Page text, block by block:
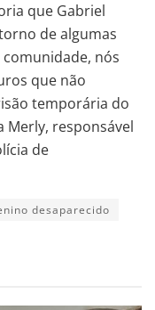
que Gabriel
de algumas
nós
que não
temporária do
Merly, responsável
de
desaparecido